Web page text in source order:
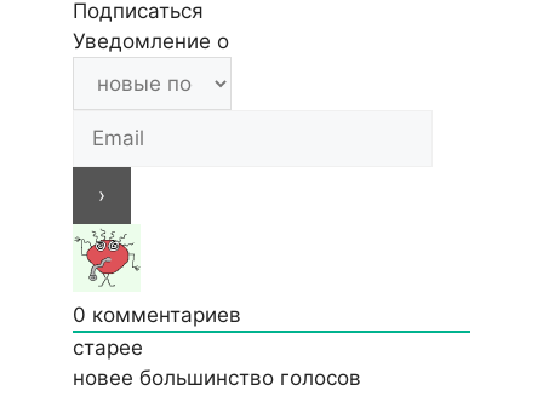
Подписаться
Уведомление о
0 комментариев
старее
новее большинство голосов